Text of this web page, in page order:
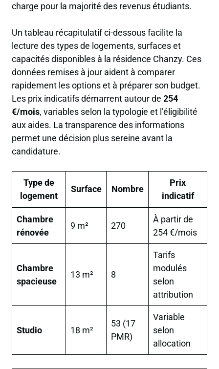
charge pour la majorité des revenus étudiants.
Un tableau récapitulatif ci-dessous facilite la
lecture des types de logements, surfaces et
capacités disponibles à la résidence Chanzy. Ces
données remises à jour aident à comparer
rapidement les options et à préparer son budget.
Les prix indicatifs démarrent autour de 254
€/mois, variables selon la typologie et l’éligibilité
aux aides. La transparence des informations
permet une décision plus sereine avant la
candidature.
Type de
logement
Surface Nombre
Prix
indicatif
Chambre
rénovée
9 m² 270
À partir de
254 €/mois
Chambre
spacieuse
13 m² 8
Tarifs
modulés
selon
attribution
Studio 18 m²
53 (17
PMR)
Variable
selon
allocation